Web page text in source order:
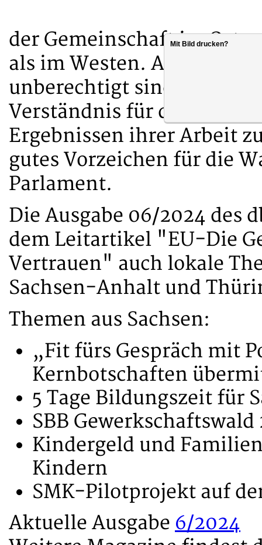
der Gemeinschaft im
als im Westen. Auch
unberechtigt sind und
Verständnis für die
Ergebnissen ihrer Arbeit
gutes Vorzeichen für die
Parlament.
Die Ausgabe 06/2024 des
dem Leitartikel "EU-Die
Vertrauen" auch lokale
Sachsen-Anhalt und
Themen aus Sachsen:
„Fit fürs Gespräch mit
Kernbotschaften
5 Tage Bildungszeit für
SBB Gewerkschaftswald
Kindergeld und
Kindern
SMK-Pilotprojekt auf
Aktuelle Ausgabe 6/2024
Mit Bild drucken?